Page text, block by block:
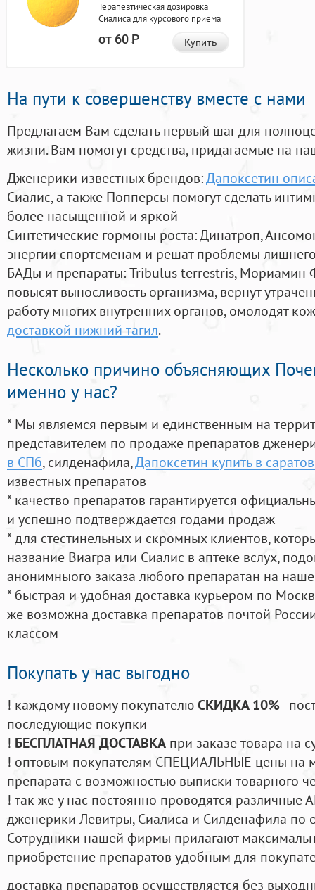
Терапевтическая дозировка
Сиалиса для курсового приема
от 60Р Купить
На пути к совершенству вместе с нами
Предлагаем Вам сделать первый шаг для
жизни. Вам помогут средства, придагаемые на
Дженерики известных брендов:Дапоксетин
Сиалис, а также Попперсы помогут сделать
более насыщенной и яркой
Синтетические гормоны роста: Динатроп,
энергии спортсменам и решат проблемы
БАДы и препараты:Tribulus terrestris, Мориамин
повысят выносливость организма, вернут
работу многих внутренних органов, омолодят
доставкой нижний тагил.
Несколько причино объясняющих
именно у нас?
* Мы являемся первым и единственным на
представителем по продаже препаратов
в СПб, силденафила,Дапоксетин купить в
известных препаратов
* качество препаратов гарантируется
и успешно подтверждается годами продаж
* для стестинельных и скромных клиентов,
название Виагра или Сиалис в аптеке вслух,
анонимныого заказа любого препаратан на
* быстрая и удобная доставка курьером по
же возможна доставка препаратов почтой
классом
Покупать у нас выгодно
! каждому новому покупателюСКИДКА 10%-
последующие покупки
! БЕСПЛАТНАЯ ДОСТАВКА при заказе товара на
! оптовым покупателям СПЕЦИАЛЬНЫЕ цены на
препарата с возможностью выписки товарного
! так же у нас постоянно проводятся
дженерики Левитры, Сиалиса и Силденафила по
Cотрудники нашей фирмы прилагают
приобретение препаратов удобным для
доставка препаратов осуществляется без